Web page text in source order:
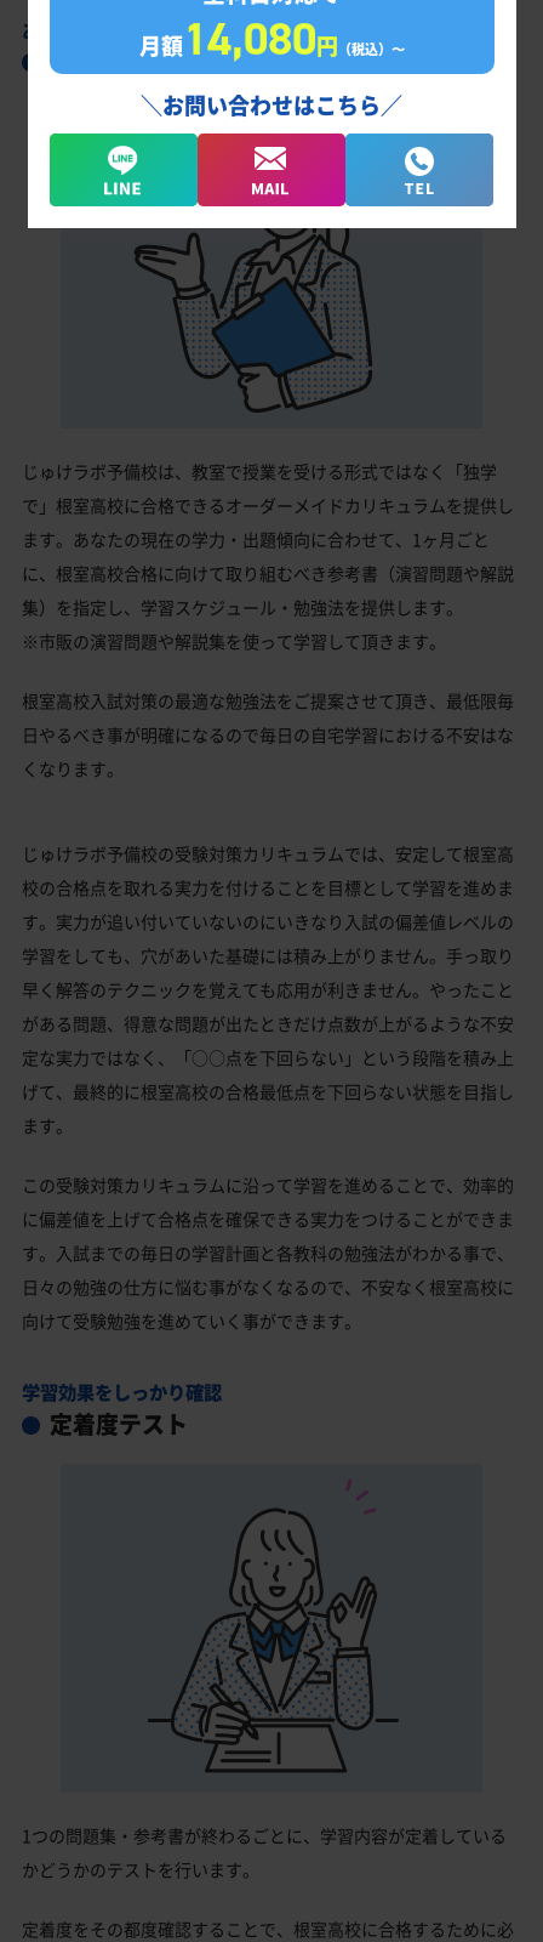
あなただけの学習計画だから成果が出る！
根室高校合格に向けた受験対策カリキュラム
じゅけラボ予備校は、教室で授業を受ける形式ではなく「独学
で」根室高校に合格できるオーダーメイドカリキュラムを提供し
ます。あなたの現在の学力・出題傾向に合わせて、1ヶ月ごと
に、根室高校合格に向けて取り組むべき参考書（演習問題や解説
集）を指定し、学習スケジュール・勉強法を提供します。
※市販の演習問題や解説集を使って学習して頂きます。
根室高校入試対策の最適な勉強法をご提案させて頂き、最低限毎
日やるべき事が明確になるので毎日の自宅学習における不安はな
くなります。
じゅけラボ予備校の受験対策カリキュラムでは、安定して根室高
校の合格点を取れる実力を付けることを目標として学習を進めま
す。実力が追い付いていないのにいきなり入試の偏差値レベルの
学習をしても、穴があいた基礎には積み上がりません。手っ取り
早く解答のテクニックを覚えても応用が利きません。やったこと
がある問題、得意な問題が出たときだけ点数が上がるような不安
定な実力ではなく、「○○点を下回らない」という段階を積み上
げて、最終的に根室高校の合格最低点を下回らない状態を目指し
ます。
この受験対策カリキュラムに沿って学習を進めることで、効率的
に偏差値を上げて合格点を確保できる実力をつけることができま
す。入試までの毎日の学習計画と各教科の勉強法がわかる事で、
日々の勉強の仕方に悩む事がなくなるので、不安なく根室高校に
向けて受験勉強を進めていく事ができます。
学習効果をしっかり確認
定着度テスト
1つの問題集・参考書が終わるごとに、学習内容が定着している
かどうかのテストを行います。
定着度をその都度確認することで、根室高校に合格するために必
月額14,080円 （税込）〜
＼お問い合わせはこちら／